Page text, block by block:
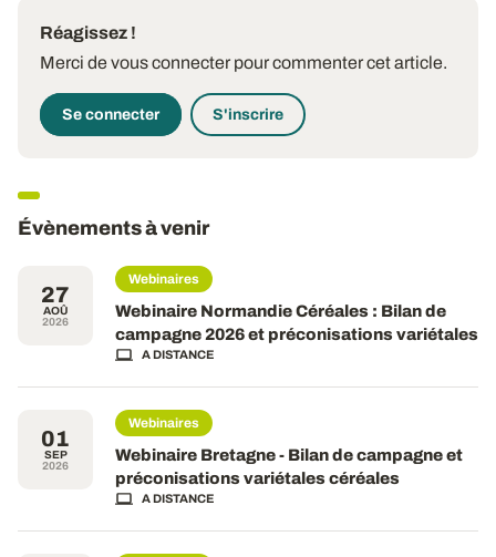
Réagissez !
Merci de vous connecter pour commenter cet article.
Se connecter S'inscrire
Évènements à venir
27
AOÛ
2026
Webinaires
Webinaire Normandie Céréales : Bilan de
campagne 2026 et préconisations variétales
A DISTANCE
01
SEP
2026
Webinaires
Webinaire Bretagne - Bilan de campagne et
préconisations variétales céréales
A DISTANCE